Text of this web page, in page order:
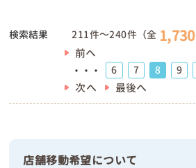
検索結果 211件～240件（全 1,730
前へ
・・・ 6 7 8 9
次へ 最後へ
店舗移動希望について